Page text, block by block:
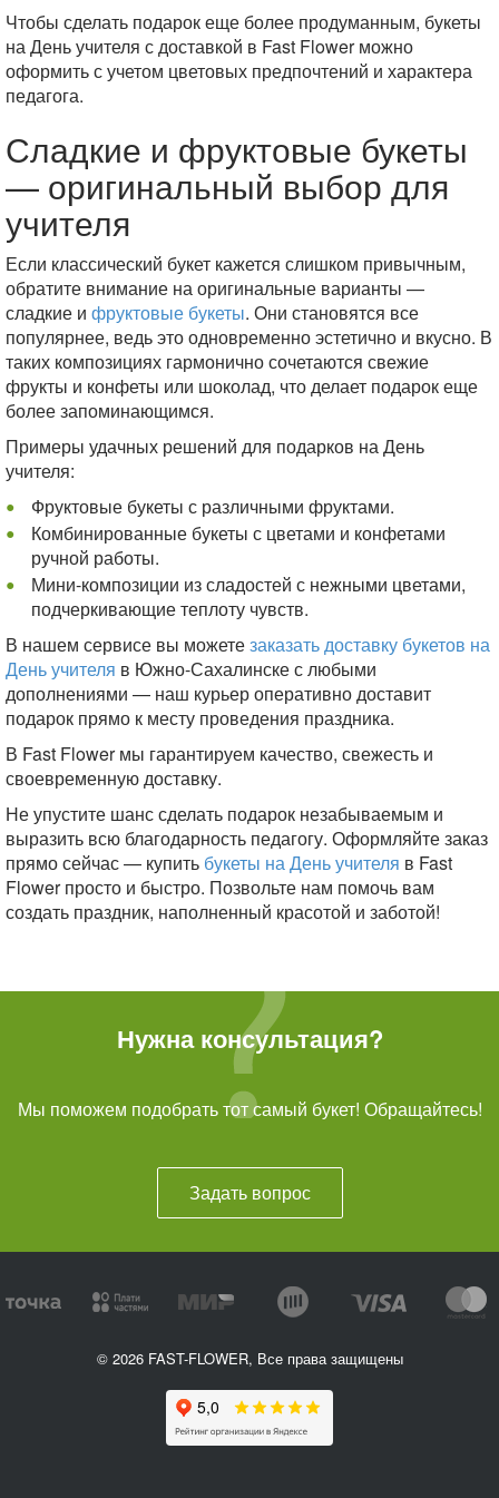
Чтобы сделать подарок еще более продуманным, букеты
на День учителя с доставкой в Fast Flower можно
оформить с учетом цветовых предпочтений и характера
педагога.
Сладкие и фруктовые букеты
— оригинальный выбор для
учителя
Если классический букет кажется слишком привычным,
обратите внимание на оригинальные варианты —
сладкие и фруктовые букеты. Они становятся все
популярнее, ведь это одновременно эстетично и вкусно. В
таких композициях гармонично сочетаются свежие
фрукты и конфеты или шоколад, что делает подарок еще
более запоминающимся.
Примеры удачных решений для подарков на День
учителя:
Фруктовые букеты с различными фруктами.
Комбинированные букеты с цветами и конфетами
ручной работы.
Мини-композиции из сладостей с нежными цветами,
подчеркивающие теплоту чувств.
В нашем сервисе вы можетезаказать доставку букетов на
День учителя в Южно-Сахалинске с любыми
дополнениями — наш курьер оперативно доставит
подарок прямо к месту проведения праздника.
В Fast Flower мы гарантируем качество, свежесть и
своевременную доставку.
Не упустите шанс сделать подарок незабываемым и
выразить всю благодарность педагогу. Оформляйте заказ
прямо сейчас — купить букеты на День учителя в Fast
Flower просто и быстро. Позвольте нам помочь вам
создать праздник, наполненный красотой и заботой!
Нужна консультация?
Мы поможем подобрать тот самый букет! Обращайтесь!
Задать вопрос
© 2026 FAST-FLOWER, Все права защищены